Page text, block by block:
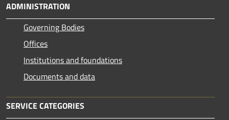
ADMINISTRATION
Governing Bodies
Offices
Institutions and foundations
Documents and data
SERVICE CATEGORIES